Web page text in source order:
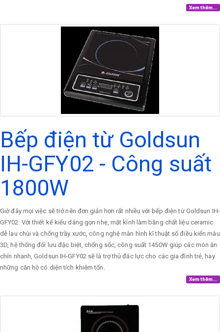
Xem thêm...
Bếp điện từ Goldsun
IH-GFY02 - Công suất
1800W
Giờ đây mọi việc sẽ trở nên đơn giản hơn rất nhiều với bếp điện từ Goldsun IH-
GFY02. Với thiết kế kiểu dáng gọn nhẹ, mặt kính làm bằng chất liệu ceramic
dễ lau chùi và chống trầy xước, công nghệ màn hình kĩ thuật số điều kiển màu
3D, hệ thống đối lưu đặc biệt, chống sốc, công suất 1450W giúp các món ăn
chín nhanh, Goldsun IH-GFY02 sẽ là trợ thủ đắc lực cho các gia đình trẻ, hay
những căn hộ có diện tích khiêm tốn.
Xem thêm...